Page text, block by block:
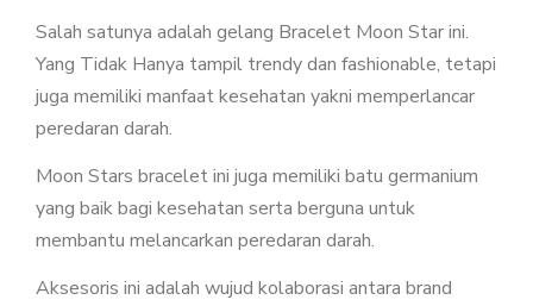
MYVIBER MANGO
MYVIBER APPLE
LUMIFACE BEAUTY MASK
PREMIUM LONG SOCKS
Salah satunya adalah gelang Bracelet Moon Star ini.
Yang Tidak Hanya tampil trendy dan fashionable, tetapi
juga memiliki manfaat kesehatan yakni memperlancar
peredaran darah.
Moon Stars bracelet ini juga memiliki batu germanium
yang baik bagi kesehatan serta berguna untuk
membantu melancarkan peredaran darah.
Aksesoris ini adalah wujud kolaborasi antara brand